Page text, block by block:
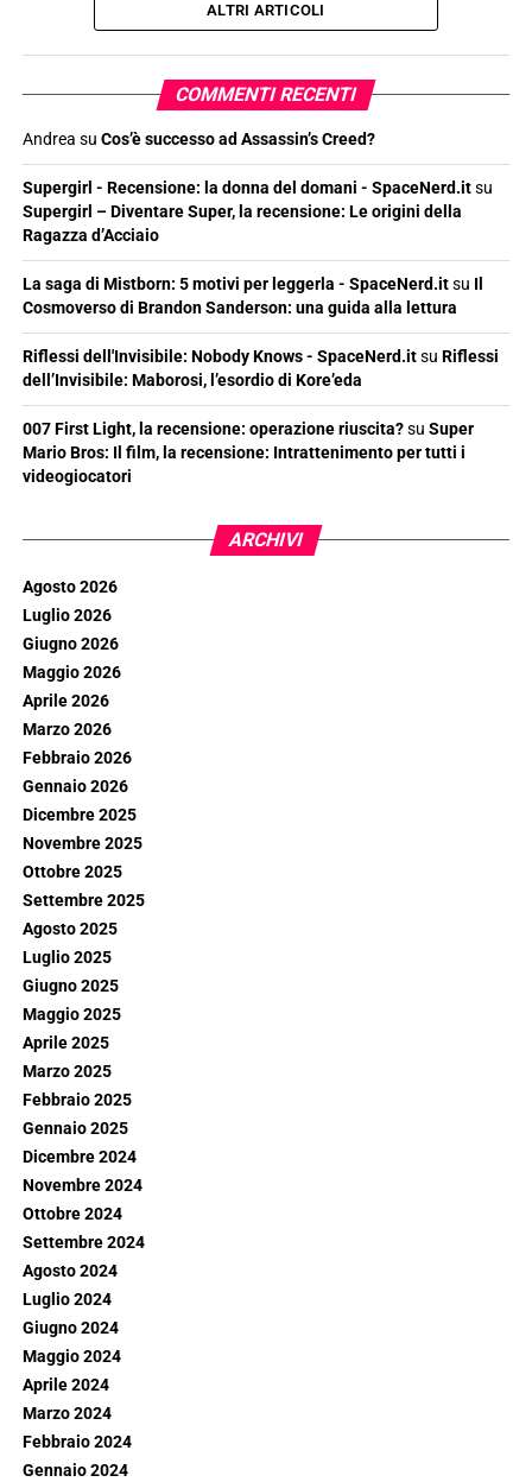
ALTRI ARTICOLI
COMMENTI RECENTI
Andrea su Cos’è successo ad Assassin’s Creed?
Supergirl - Recensione: la donna del domani - SpaceNerd.itsu
Supergirl – Diventare Super, la recensione: Le origini della
Ragazza d’Acciaio
La saga di Mistborn: 5 motivi per leggerla - SpaceNerd.itsu Il
Cosmoverso di Brandon Sanderson: una guida alla lettura
Riflessi dell'Invisibile: Nobody Knows - SpaceNerd.itsu Riflessi
dell’Invisibile: Maborosi, l’esordio di Kore’eda
007 First Light, la recensione: operazione riuscita?su Super
Mario Bros: Il film, la recensione: Intrattenimento per tutti i
videogiocatori
ARCHIVI
Agosto 2026
Luglio 2026
Giugno 2026
Maggio 2026
Aprile 2026
Marzo 2026
Febbraio 2026
Gennaio 2026
Dicembre 2025
Novembre 2025
Ottobre 2025
Settembre 2025
Agosto 2025
Luglio 2025
Giugno 2025
Maggio 2025
Aprile 2025
Marzo 2025
Febbraio 2025
Gennaio 2025
Dicembre 2024
Novembre 2024
Ottobre 2024
Settembre 2024
Agosto 2024
Luglio 2024
Giugno 2024
Maggio 2024
Aprile 2024
Marzo 2024
Febbraio 2024
Gennaio 2024